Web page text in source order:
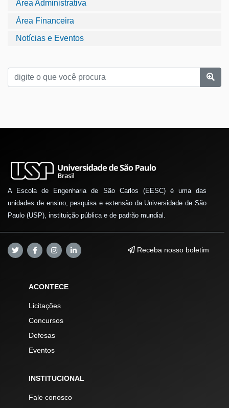
Área Administrativa
Área Financeira
Notícias e Eventos
A Escola de Engenharia de São Carlos (EESC) é uma das
unidades de ensino, pesquisa e extensão da Universidade de São
Paulo (USP), instituição pública e de padrão mundial.
Receba nosso boletim
ACONTECE
Licitações
Concursos
Defesas
Eventos
INSTITUCIONAL
Fale conosco